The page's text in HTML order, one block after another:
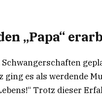
„Papa“
ging es als werdende
Trotz dieser